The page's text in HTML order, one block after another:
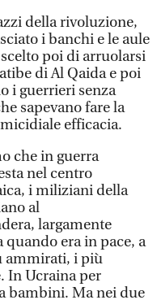
della rivoluzione,
i banchi e le aule
poi di arruolarsi
di Al Qaida e poi
i guerrieri senza
sapevano fare la
efficacia.
che in guerra
nel centro
i miliziani della
al
largamente
era in pace, a
ammirati, i più
In Ucraina per
bambini. Ma nei due